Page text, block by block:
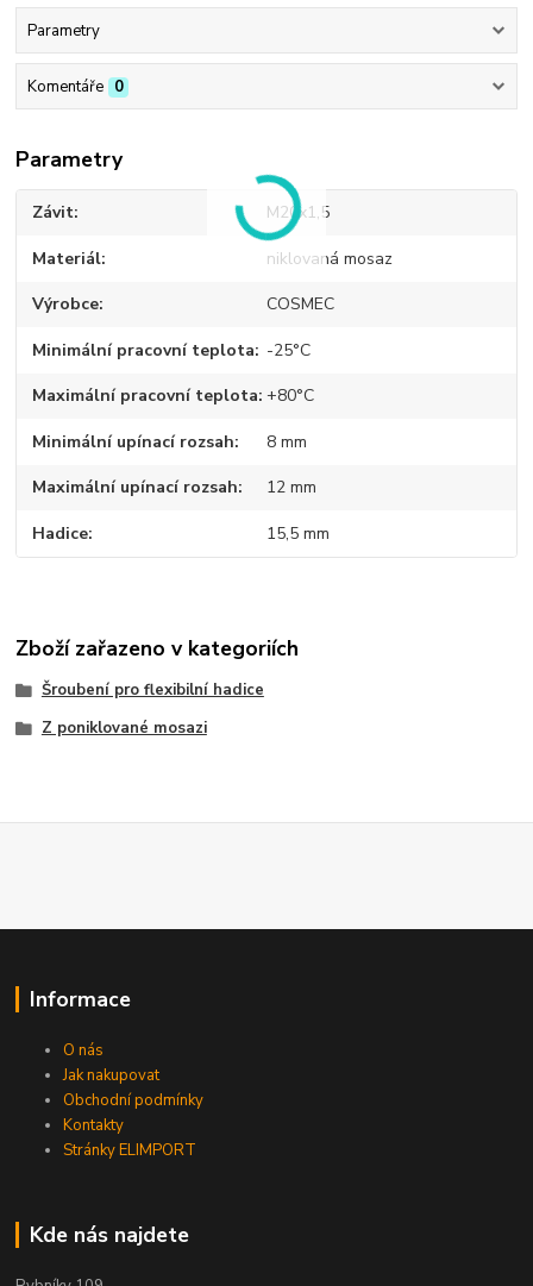
Parametry
Komentáře 0
Parametry
Závit M20x1,5
Materiál niklovaná mosaz
Výrobce COSMEC
Minimální pracovní teplota -25°C
Maximální pracovní teplota +80°C
Minimální upínací rozsah 8 mm
Maximální upínací rozsah 12 mm
Hadice 15,5 mm
Zboží zařazeno v kategoriích
Šroubení pro flexibilní hadice
Z poniklované mosazi
Informace
O nás
Jak nakupovat
Obchodní podmínky
Kontakty
Stránky ELIMPORT
Kde nás najdete